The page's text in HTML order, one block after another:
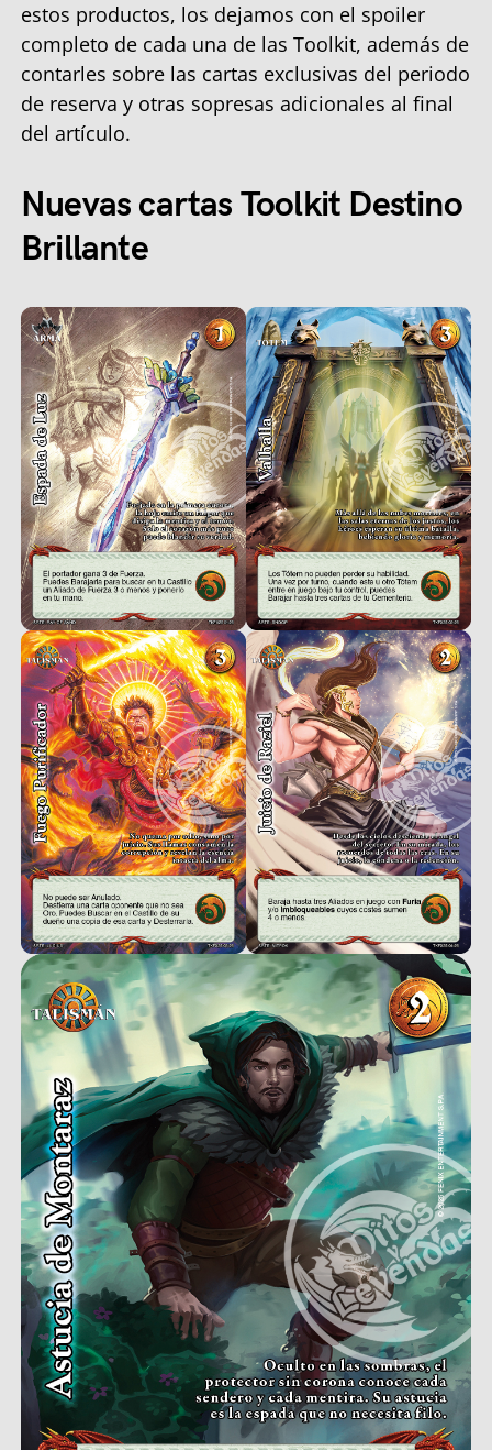
estos productos, los dejamos con el spoiler
completo de cada una de las Toolkit, además de
contarles sobre las cartas exclusivas del periodo
de reserva y otras sopresas adicionales al final
del artículo.
Nuevas cartas Toolkit Destino
Brillante